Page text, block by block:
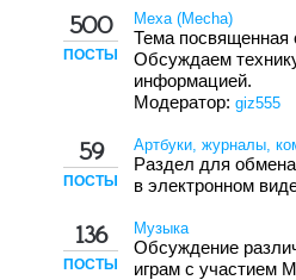
500
ПОСТЫ
Меха (Mecha)
Тема
Обсуждаем
информацией.
Модератор: giz555
59
ПОСТЫ
Артбуки, журналы,
Раздел для
в электронном
136
ПОСТЫ
Музыка
Обсуждение
играм с участием